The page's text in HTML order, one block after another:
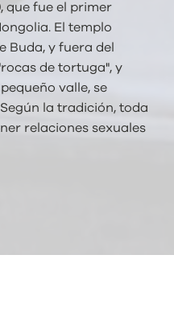
que fue el primer
El templo
Buda, y fuera del
de tortuga", y
valle, se
la tradición, toda
relaciones sexuales